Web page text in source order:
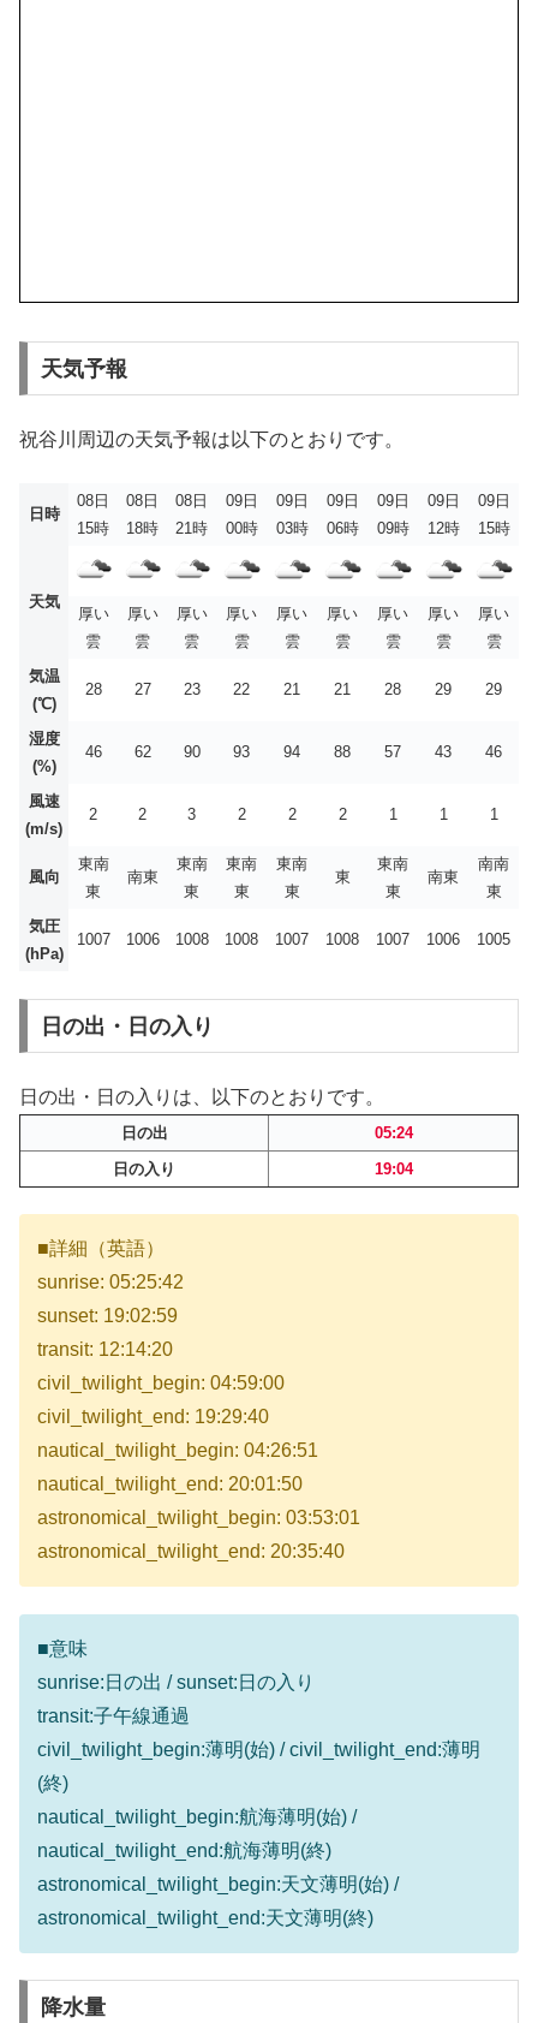
天気予報
祝谷川周辺の天気予報は以下のとおりです。
日時
08日
15時
08日
18時
08日
21時
09日
00時
09日
03時
09日
06時
09日
09時
09日
12時
09日
15時
天気
厚い
雲
厚い
雲
厚い
雲
厚い
雲
厚い
雲
厚い
雲
厚い
雲
厚い
雲
厚い
雲
気温
(℃)
28 27 23 22 21 21 28 29 29
湿度
(%)
46 62 90 93 94 88 57 43 46
風速
(m/s)
2 2 3 2 2 2 1 1 1
風向
東南
東
南東
東南
東
東南
東
東南
東
東
東南
東
南東
南南
東
気圧
(hPa)
1007 1006 1008 1008 1007 1008 1007 1006 1005
日の出・日の入り
日の出・日の入りは、以下のとおりです。
日の出
05:24
日の入り
19:04
■詳細（英語）
sunrise: 05:25:42
sunset: 19:02:59
transit: 12:14:20
civil_twilight_begin: 04:59:00
civil_twilight_end: 19:29:40
nautical_twilight_begin: 04:26:51
nautical_twilight_end: 20:01:50
astronomical_twilight_begin: 03:53:01
astronomical_twilight_end: 20:35:40
■意味
sunrise:日の出 / sunset:日の入り
transit:子午線通過
civil_twilight_begin:薄明(始) / civil_twilight_end:薄明
(終)
nautical_twilight_begin:航海薄明(始) /
nautical_twilight_end:航海薄明(終)
astronomical_twilight_begin:天文薄明(始) /
astronomical_twilight_end:天文薄明(終)
降水量